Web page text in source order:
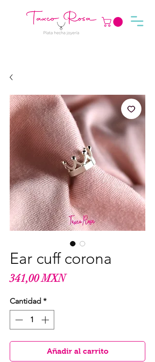
Ear cuff corona
341,00 MXNPrecio
Cantidad *
Añadir al carrito